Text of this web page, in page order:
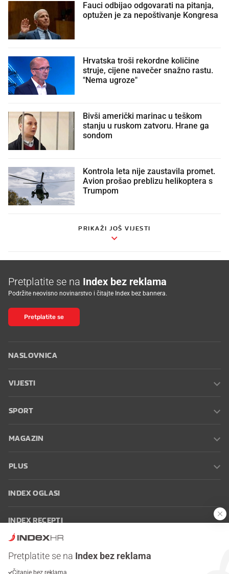
Fauci odbijao odgovarati na pitanja,
optužen je za nepoštivanje Kongresa
Hrvatska troši rekordne količine
struje, cijene navečer snažno rastu.
"Nema ugroze"
Bivši američki marinac u teškom
stanju u ruskom zatvoru. Hrane ga
sondom
Kontrola leta nije zaustavila promet.
Avion prošao preblizu helikoptera s
Trumpom
PRIKAŽI JOŠ VIJESTI
Pretplatite se na Index bez reklama
Podržite neovisno novinarstvo i čitajte Index bez bannera.
Pretplatite se
NASLOVNICA
VIJESTI
SPORT
MAGAZIN
PLUS
INDEX OGLASI
INDEX RECEPTI
Pretplatite se na Index bez reklama
Čitanje bez reklama